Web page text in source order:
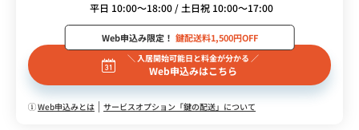
平日 10:00～18:00 / 土日祝 10:00～17:00
＼ 入居開始可能日と料金が分かる ／
Web申込みはこちら
Web申込み限定！ 鍵配送料1,500円OFF
Web申込みとは サービスオプション「鍵の配送」について